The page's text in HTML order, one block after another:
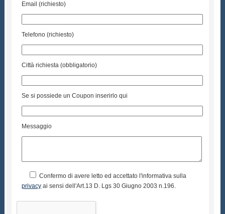
Email (richiesto)
Telefono (richiesto)
Città richiesta (obbligatorio)
Se si possiede un Coupon inserirlo qui
Messaggio
Confermo di avere letto ed accettato l'informativa sulla
privacy ai sensi dell'Art.13 D. Lgs 30 Giugno 2003 n.196.